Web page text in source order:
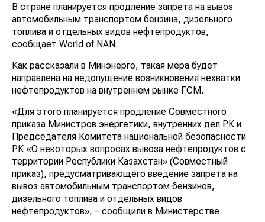
В стране планируется продление запрета на вывоз
автомобильным транспортом бензина, дизельного
топлива и отдельных видов нефтепродуктов,
сообщает World of NAN.
Как рассказали в Минэнерго, такая мера будет
направлена на недопущение возникновения нехватки
нефтепродуктов на внутреннем рынке ГСМ.
«Для этого планируется продление Совместного
приказа Министров энергетики, внутренних дел РК и
Председателя Комитета национальной безопасности
РК «О некоторых вопросах вывоза нефтепродуктов с
территории Республики Казахстан» (Совместный
приказ), предусматривающего введение запрета на
вывоз автомобильным транспортом бензинов,
дизельного топлива и отдельных видов
нефтепродуктов», – сообщили в Министерстве.